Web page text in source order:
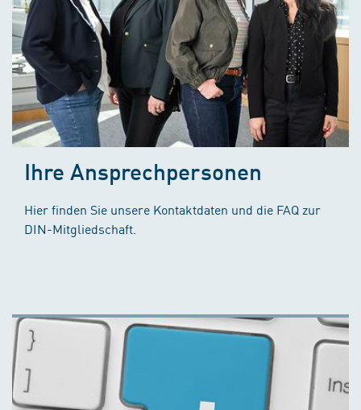
Ihre Ansprechpersonen
Hier finden Sie unsere Kontaktdaten und die FAQ zur
DIN-Mitgliedschaft.